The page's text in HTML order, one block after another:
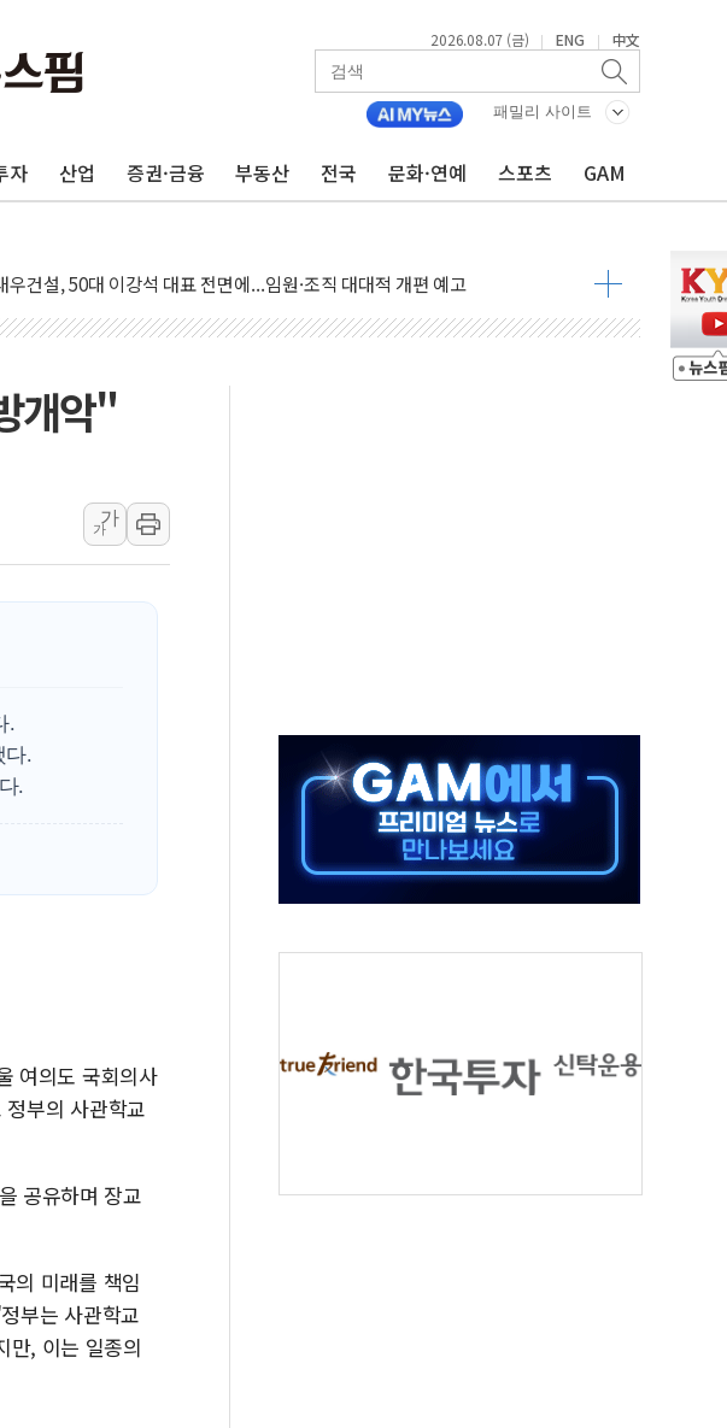
2026.08.07 (금) | ENG | 中文
패밀리 사이트
자 산업 증권·금융 부동산 전국 문화·연예 스포츠 GAM
연합 균열에 분쟁 재점화 조짐…한미 지배구조 다시 요동
금호석유화학, 2분기 영업익 4배 '껑충'…전부문 약진
만으론 어렵다"…두산퓨얼셀, SOFC에 사활
대사업자, 등록임대 세제혜택 축소에 반발…"정책 신뢰 뒤집어"
츠로넥스텍, 한화에어로스페이스와 '누리호 5기분 엔진 구성품' 수주
원대 내려간 환율, "당분간 1400원 초반대 등락"
트럼프 오글스 미 하원의원, 테네시주 경선서 낙선
식이야 코인이야"…연속 사이드카·널뛰기에 개미들 '패닉'
애드포러스, 30억원 규모 자사주 취득
롯데웰푸드, 2분기 영업익 88.5% 증가... 해외 자회사가 이끈 '더블 성장'
성윤 '호남 민심은 주석야청' 파장…친명계 "처절한 역사를 말장난으로" 비판
경원 의원 "장기보유 1주택자 과도한 세금 부당"…소득세법 개정안 발의 예고
투협, ChatGPT로 투자 웹리포트 만든다…AI 금융데이터 분석 과정 개설
홍근 "국가재정시스템 안정성 한순간도 흔들려선 안돼"
개악"
가
가
.
다.
.
여의도 국회의사
부의 사관학교
공유하며 장교
의 미래를 책임
부는 사관학교
만, 이는 일종의